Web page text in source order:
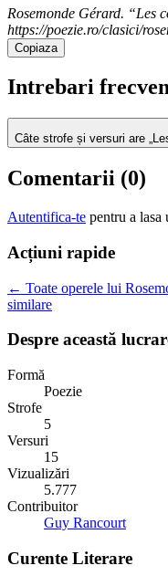
Rosemonde Gérard. “Les
https://poezie.ro/clasici/
Copiaza
Intrebari
Câte strofe și versuri are
Comentarii (0)
Autentifica-te pentru a lasa
Acțiuni rapide
← Toate operele lui
similare
Despre această
Formă
Poezie
Strofe
5
Versuri
15
Vizualizări
5.777
Contribuitor
Guy Rancourt
Curente Literare